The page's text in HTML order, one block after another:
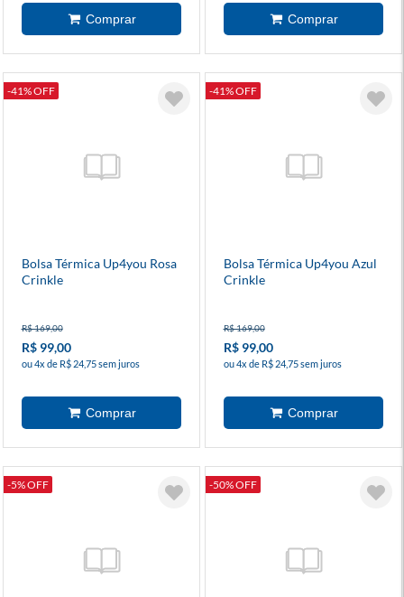
-41% OFF
Bolsa Térmica Up4you Rosa
Crinkle
R$ 169,00
R$ 99,00
ou 4x de R$ 24,75 sem juros
-41% OFF
Bolsa Térmica Up4you Azul
Crinkle
R$ 169,00
R$ 99,00
ou 4x de R$ 24,75 sem juros
-5% OFF -50% OFF